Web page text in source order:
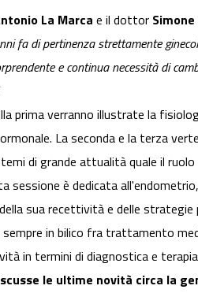
La Marca e il dottor
fa di pertinenza strettamente
e continua necessità di
prima verranno illustrate la
La seconda e la terza
di grande attualità quale il
sessione è dedicata
sua recettività e delle
in bilico fra trattamento
in termini di diagnostica e
le ultime novità circa la